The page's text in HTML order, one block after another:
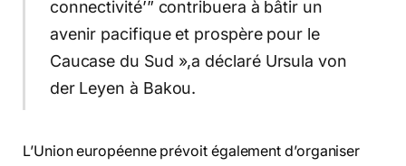
connectivité’” contribuera à bâtir un
avenir pacifique et prospère pour le
Caucase du Sud »,a déclaré Ursula von
der Leyen à Bakou.
L’Union européenne prévoit également d’organiser